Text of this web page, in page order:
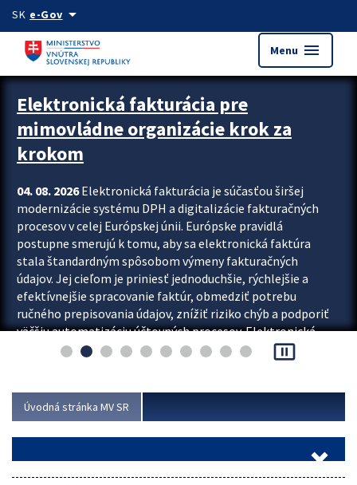
Preskocit na hlavný obsah
SK e-Govarrow_drop_down
Menu menu
Zastavit automatický posun upútavok
Elektronická fakturácia pre
mimovládne organizácie krok za
krokom
04. 08. 2026Elektronická fakturácia je súčasťou širšej
modernizácie systému DPH a digitalizácie fakturačných
procesov v celej Európskej únii. Európske pravidlá
postupne smerujú k tomu, aby sa elektronická faktúra
stala štandardným spôsobom výmeny fakturačných
údajov. Jej cieľom je priniesť jednoduchšie, rýchlejšie a
efektívnejšie spracovanie faktúr, obmedziť potrebu
ručného prepisovania údajov, znížiť riziko chýb a podporiť
väčšiu automatizáciu účtovných procesov. Elektronická
fakturácia preto nepredstavuje...
pause_presentation
Úvodná stránka MV SR